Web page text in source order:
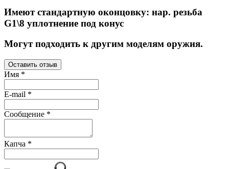
Имеют стандартную оконцовку: нар. резьба
G1\8 уплотнение под конус
Могут подходить к другим моделям оружия.
Оставить отзыв
Имя *
E-mail *
Сообщение *
Капча *